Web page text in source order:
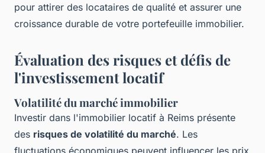
pour attirer des locataires de qualité et assurer une
croissance durable de votre portefeuille immobilier.
Évaluation des risques et défis de
l'investissement locatif
Volatilité du marché immobilier
Investir dans l'immobilier locatif à Reims présente
des risques de volatilité du marché. Les
fluctuations économiques peuvent influencer les prix